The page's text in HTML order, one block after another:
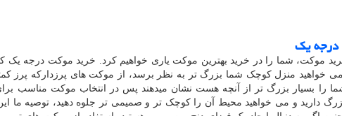
درجه یک
موکت، شما را در خرید بهترین موکت یاری خواهیم کرد. خرید موکت درجه یک
خواهید منزل کوچک شما بزرگ تر به نظر برسد، از موکت های پرزدارکه پرز
را بسیار بزرگ تر از آنچه هست نشان می­دهند پس در انتخاب موکت مناسب
دارید و می خواهید محیط آن را کوچک تر و صمیمی تر جلوه دهید، توصیه